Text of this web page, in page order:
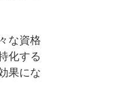
な資格
化する
果にな